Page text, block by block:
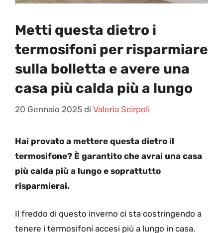
Metti questa dietro i
termosifoni per risparmiare
sulla bolletta e avere una
casa più calda più a lungo
20 Gennaio 2025 di Valeria Scirpoli
Hai provato a mettere questa dietro il
termosifone? È garantito che avrai una casa
più calda più a lungo e soprattutto
risparmierai.
Il freddo di questo inverno ci sta costringendo a
tenere i termosifoni accesi più a lungo in casa.